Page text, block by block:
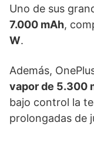
Uno de sus
7.000 mAh,
W.
Además,
vapor de 5.300
bajo control la
prolongadas de